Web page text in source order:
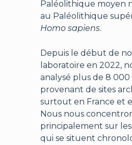
Paléolithique moyen
au Paléolithique
Homo sapiens.
Depuis le début de
laboratoire en 2022,
analysé plus de 8 000
provenant de sites
surtout en France et
Nous nous
principalement sur
qui se situent